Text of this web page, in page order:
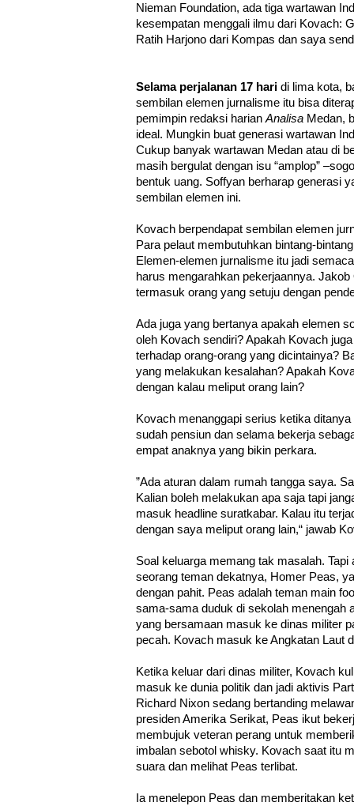
Nieman Foundation, ada tiga wartawan
kesempatan menggali ilmu dari Kovach:
Ratih Harjono dari Kompas dan saya
Selama perjalanan 17 hari di lima kota,
sembilan elemen jurnalisme itu bisa
pemimpin redaksi harian Analisa Medan,
ideal. Mungkin buat generasi wartawan
Cukup banyak wartawan Medan atau di
masih bergulat dengan isu “amplop”
bentuk uang. Soffyan berharap generasi
sembilan elemen ini.
Kovach berpendapat sembilan elemen
Para pelaut membutuhkan bintang-
Elemen-elemen jurnalisme itu jadi
harus mengarahkan pekerjaannya.
termasuk orang yang setuju dengan
Ada juga yang bertanya apakah elemen
oleh Kovach sendiri? Apakah Kovach
terhadap orang-orang yang dicintainya?
yang melakukan kesalahan? Apakah
dengan kalau meliput orang lain?
Kovach menanggapi serius ketika
sudah pensiun dan selama bekerja
empat anaknya yang bikin perkara.
”Ada aturan dalam rumah tangga saya.
Kalian boleh melakukan apa saja tapi
masuk headline suratkabar. Kalau itu
dengan saya meliput orang lain,“ jawab
Soal keluarga memang tak masalah.
seorang teman dekatnya, Homer Peas,
dengan pahit. Peas adalah teman main
sama-sama duduk di sekolah menengah
yang bersamaan masuk ke dinas militer
pecah. Kovach masuk ke Angkatan Laut
Ketika keluar dari dinas militer, Kovach
masuk ke dunia politik dan jadi aktivis
Richard Nixon sedang bertanding
presiden Amerika Serikat, Peas ikut
membujuk veteran perang untuk
imbalan sebotol whisky. Kovach saat itu
suara dan melihat Peas terlibat.
Ia menelepon Peas dan memberitakan